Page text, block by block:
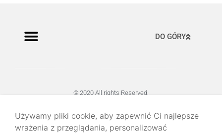
DO GÓRY
© 2020 All rights Reserved.
Używamy pliki cookie, aby zapewnić Ci najlepsze
wrażenia z przeglądania, personalizować